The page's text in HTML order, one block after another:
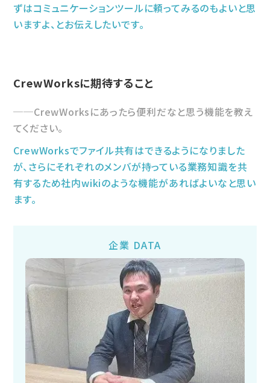
ずはコミュニケーションツールに頼ってみるのもよいと思
いますよ、とお伝えしたいです。
CrewWorksに期待すること
CrewWorksにあったら便利だなと思う機能を教え
てください。
CrewWorksでファイル共有はできるようになりました
が、さらにそれぞれのメンバが持っている業務知識を共
有するため社内wikiのような機能があればよいなと思い
ます。
企業 DATA